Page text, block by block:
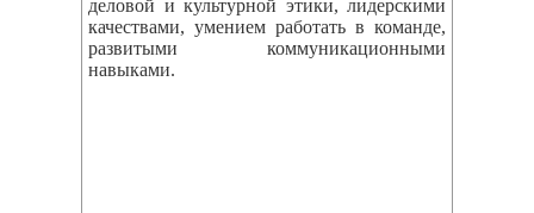
деловой и культурной этики, лидерскими
качествами, умением работать в команде,
развитыми коммуникационными
навыками.